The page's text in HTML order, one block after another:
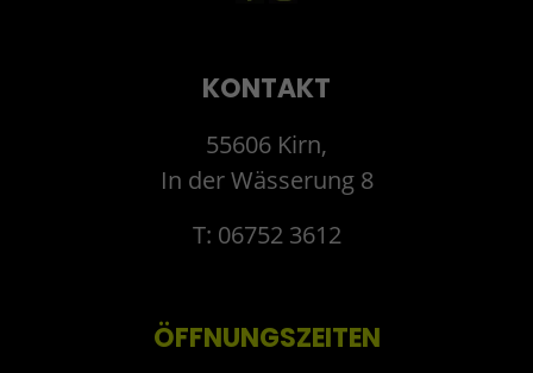
KONTAKT
55606 Kirn,
In der Wässerung 8
T: 06752 3612
ÖFFNUNGSZEITEN